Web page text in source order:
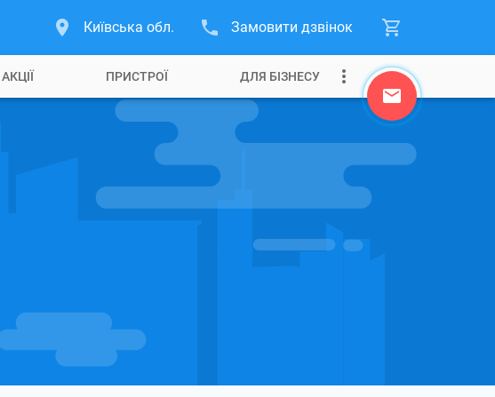
Київська обл. Замовити дзвінок
АКЦІЇ ПРИСТРОЇ ДЛЯ БІЗНЕСУ